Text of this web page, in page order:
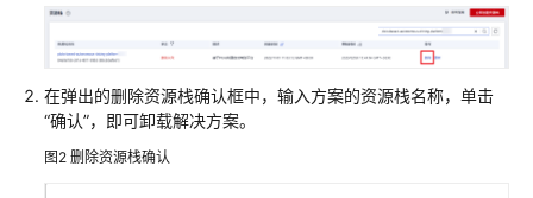
加
速
全
球
数
在弹出的删除资源栈确认框中，输入方案的资源栈名称，单击
“确认”，即可卸载解决方案。
图2 删除资源栈确认